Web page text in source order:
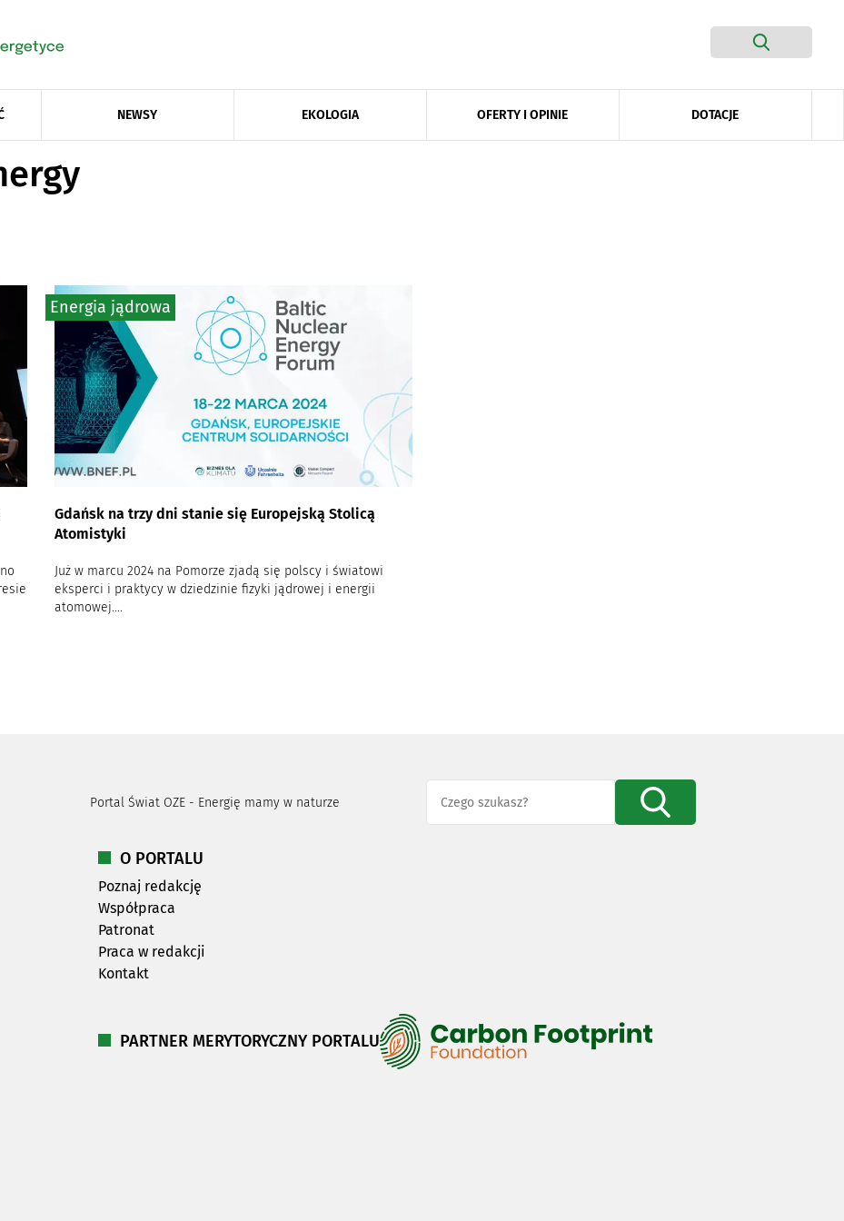
NEWSY EKOLOGIA OFERTY I OPINIE DOTACJE
Gdańsk na trzy dni stanie się Europejską Stolicą
Atomistyki
Już w marcu 2024 na Pomorze zjadą się polscy i światowi
eksperci i praktycy w dziedzinie fizyki jądrowej i energii
atomowej....
Energia jądrowa
Portal Świat OZE - Energię mamy w naturze
O PORTALU
Poznaj redakcję
Współpraca
Patronat
Praca w redakcji
Kontakt
PARTNER MERYTORYCZNY PORTALU